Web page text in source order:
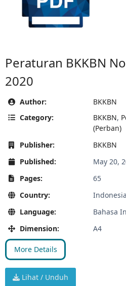
Peraturan BKKBN
2020
Author:
BKKBN
Category:
BKKBN,
(Perban)
Publisher:
BKKBN
Published:
May 20,
Pages:
65
Country:
Indonesia
Language:
Bahasa
Dimension:
A4
More Details
Lihat / Unduh